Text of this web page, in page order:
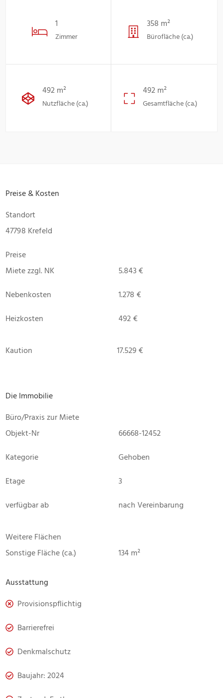
1
Zimmer
358 m²
Bürofläche (ca.)
492 m²
Nutzfläche (ca.)
492 m²
Gesamtfläche (ca.)
Preise & Kosten
Standort
47798 Krefeld
Preise
Miete zzgl. NK
5.843 €
Nebenkosten
1.278 €
Heizkosten
492 €
Kaution 17.529 €
Die Immobilie
Büro/Praxis zur Miete
Objekt-Nr
66668-12452
Kategorie
Gehoben
Etage
3
verfügbar ab
nach Vereinbarung
Weitere Flächen
Sonstige Fläche (ca.)
134 m²
Ausstattung
Provisionspflichtig
Barrierefrei
Denkmalschutz
Baujahr: 2024